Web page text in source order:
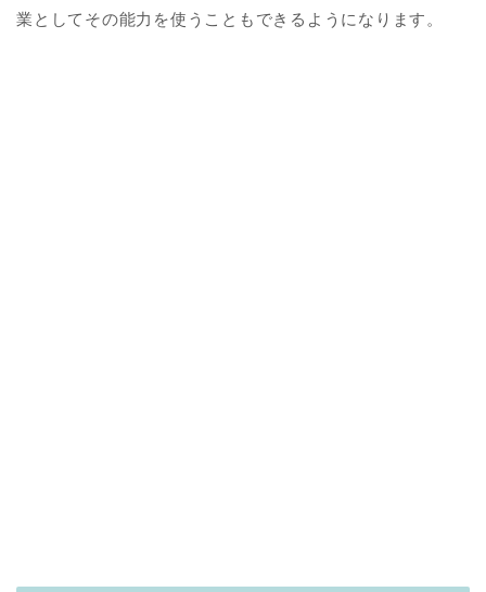
業としてその能力を使うこともできるようになります。